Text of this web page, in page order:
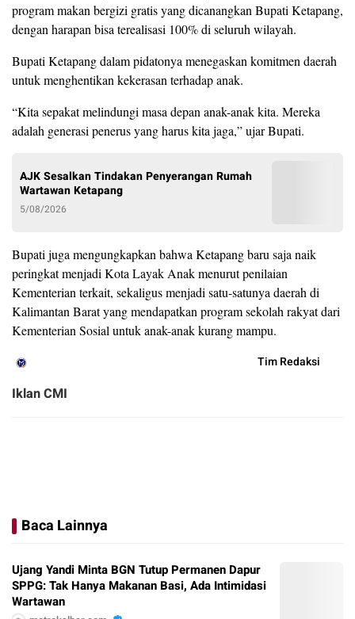
program makan bergizi gratis yang dicanangkan Bupati Ketapang,
dengan harapan bisa terealisasi 100% di seluruh wilayah.
Bupati Ketapang dalam pidatonya menegaskan komitmen daerah
untuk menghentikan kekerasan terhadap anak.
“Kita sepakat melindungi masa depan anak-anak kita. Mereka
adalah generasi penerus yang harus kita jaga,” ujar Bupati.
AJK Sesalkan Tindakan Penyerangan Rumah
Wartawan Ketapang
5/08/2026
Bupati juga mengungkapkan bahwa Ketapang baru saja naik
peringkat menjadi Kota Layak Anak menurut penilaian
Kementerian terkait, sekaligus menjadi satu-satunya daerah di
Kalimantan Barat yang mendapatkan program sekolah rakyat dari
Kementerian Sosial untuk anak-anak kurang mampu.
Tim Redaksi
Iklan CMI
Baca Lainnya
Ujang Yandi Minta BGN Tutup Permanen Dapur
SPPG: Tak Hanya Makanan Basi, Ada Intimidasi
Wartawan